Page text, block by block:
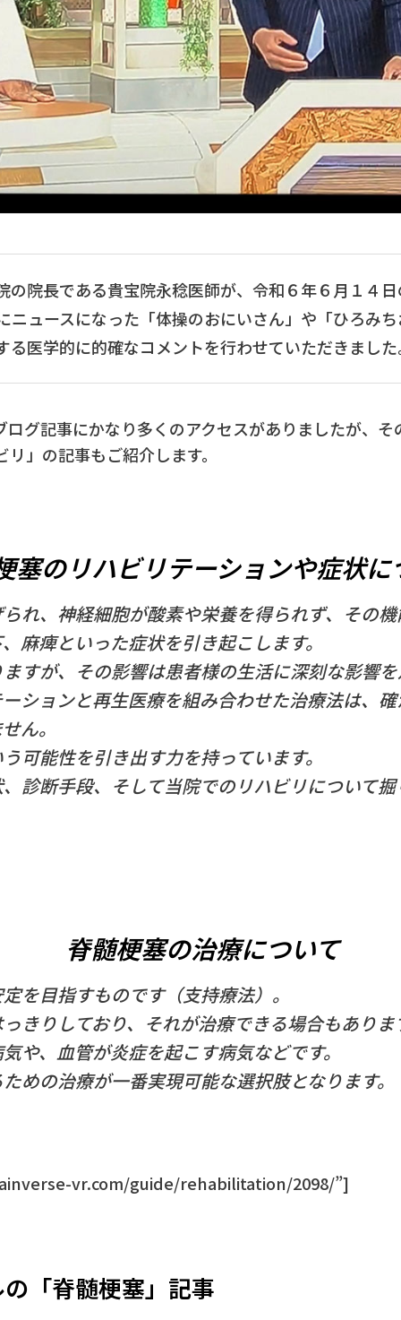
の院長である貴宝院永稔医師が、令和６年６月１４
ュースになった「体操のおにいさん」や「ひろみ
る医学的に的確なコメントを行わせていただきまし
グ記事にかなり多くのアクセスがありましたが、
」の記事もご紹介します。
塞のリハビリテーションや症状に
れ、神経細胞が酸素や栄養を得られず、その
麻痺といった症状を引き起こします。
すが、その影響は患者様の生活に深刻な影響
ションと再生医療を組み合わせた治療法は、
ん。
可能性を引き出す力を持っています。
診断手段、そして当院でのリハビリについて
脊髄梗塞の治療について
を目指すものです（支持療法）。
きりしており、それが治療できる場合もありま
や、血管が炎症を起こす病気などです。
めの治療が一番実現可能な選択肢となります。
vr.com/guide/rehabilitation/2098/”]
「脊髄梗塞」記事